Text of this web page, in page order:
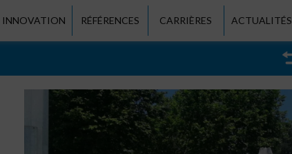
INNOVATION RÉFÉRENCES CARRIÈRES ACTUALITÉS